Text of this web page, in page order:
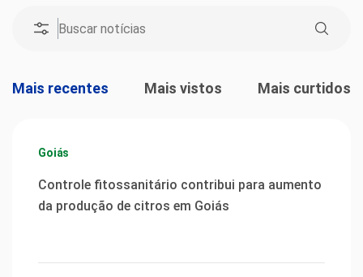
Mais recentes Mais vistos Mais curtidos
Goiás
Controle fitossanitário contribui para aumento
da produção de citros em Goiás